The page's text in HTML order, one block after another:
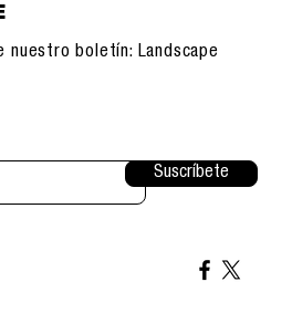
nuestro boletín: Landscape
Suscríbete